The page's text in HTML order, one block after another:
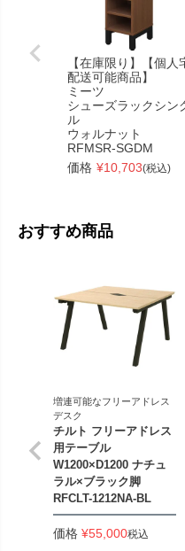
【在庫限り】【個人
配送可能商品】
ミーツ
シューズラックシン
ル
ウォルナット
RFMSR-SGDM
価格 ¥10,703(税込)
おすすめ商品
増連可能なフリーアドレス
デスク
チルト フリーアドレス
用テーブル
W1200×D1200 ナチュ
ラル×ブラック脚
RFCLT-1212NA-BL
価格 ¥55,000税込